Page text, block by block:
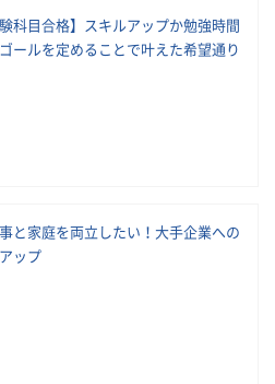
験科目合格】スキルアップか勉強時間
ールを定めることで叶えた希望通り
事と家庭を両立したい！大手企業への
ップ